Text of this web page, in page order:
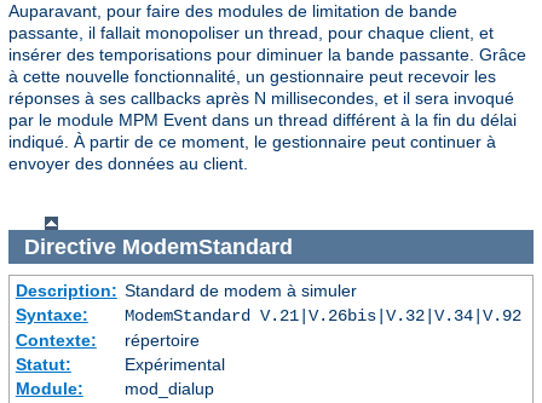
Auparavant, pour faire des modules de limitation de bande
passante, il fallait monopoliser un thread, pour chaque client, et
insérer des temporisations pour diminuer la bande passante. Grâce
à cette nouvelle fonctionnalité, un gestionnaire peut recevoir les
réponses à ses callbacks après N millisecondes, et il sera invoqué
par le module MPM Event dans un thread différent à la fin du délai
indiqué. À partir de ce moment, le gestionnaire peut continuer à
envoyer des données au client.
Directive ModemStandard
Description: Standard de modem à simuler
Syntaxe:
ModemStandard V.21|V.26bis|V.32|V.34|V.92
Contexte:
répertoire
Statut:
Expérimental
Module:
mod_dialup